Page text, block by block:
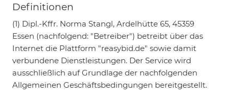
Definitionen
(1) Dipl.-Kffr. Norma Stangl, Ardelhütte 65, 45359
Essen (nachfolgend: "Betreiber") betreibt über das
Internet die Plattform "reasybid.de" sowie damit
verbundene Dienstleistungen. Der Service wird
ausschließlich auf Grundlage der nachfolgenden
Allgemeinen Geschäftsbedingungen bereitgestellt.